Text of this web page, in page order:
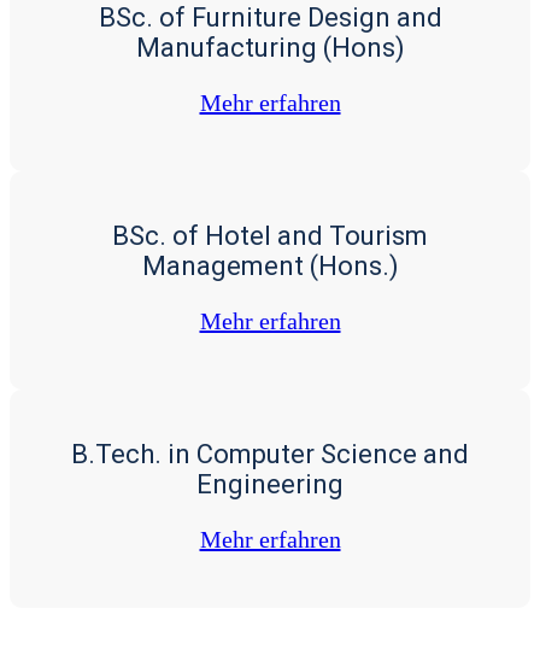
BSc. of Furniture Design and
Manufacturing (Hons)
Mehr erfah­ren
BSc. of Hotel and Tourism
Management (Hons.)
Mehr erfah­ren
B.Tech. in Computer Science and
Engineering
Mehr erfah­ren